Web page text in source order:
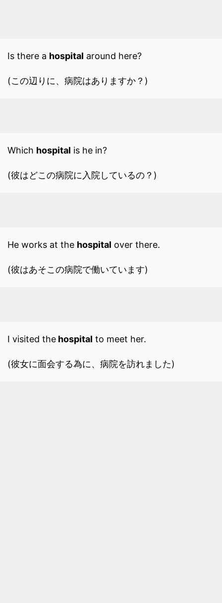
Is there a hospital around here?
(この辺りに、病院はありますか？)
Which hospital is he in?
(彼はどこの病院に入院しているの？)
He works at the hospital over there.
(彼はあそこの病院で働いています)
I visited the hospital to meet her.
(彼女に面会する為に、病院を訪れました)